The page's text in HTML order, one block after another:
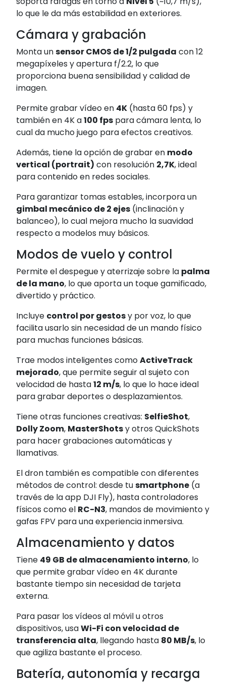
lo que le da más estabilidad en exteriores.
Cámara y grabación
Monta unsensor CMOS de 1/2 pulgada con 12
megapíxeles y apertura f/2.2, lo que
proporciona buena sensibilidad y calidad de
imagen.
Permite grabar vídeo en 4K (hasta 60 fps) y
también en 4K a100 fps para cámara lenta, lo
cual da mucho juego para efectos creativos.
Además, tiene la opción de grabar en modo
vertical (portrait) con resolución 2,7K, ideal
para contenido en redes sociales.
Para garantizar tomas estables, incorpora un
gimbal mecánico de 2 ejes (inclinación y
balanceo), lo cual mejora mucho la suavidad
respecto a modelos muy básicos.
Modos de vuelo y control
Permite el despegue y aterrizaje sobre la palma
de la mano, lo que aporta un toque gamificado,
divertido y práctico.
Incluye control por gestosy por voz, lo que
facilita usarlo sin necesidad de un mando físico
para muchas funciones básicas.
Trae modos inteligentes comoActiveTrack
mejorado, que permite seguir al sujeto con
velocidad de hasta12 m/s, lo que lo hace ideal
para grabar deportes o desplazamientos.
Tiene otras funciones creativas: SelfieShot,
Dolly Zoom, MasterShotsy otros QuickShots
para hacer grabaciones automáticas y
llamativas.
El dron también es compatible con diferentes
métodos de control: desde tusmartphone (a
través de la app DJI Fly), hasta controladores
físicos como el RC-N3, mandos de movimiento y
gafas FPV para una experiencia inmersiva.
Almacenamiento y datos
Tiene 49 GB de almacenamiento interno, lo
que permite grabar vídeo en 4K durante
bastante tiempo sin necesidad de tarjeta
externa.
Para pasar los vídeos al móvil u otros
dispositivos, usaWi-Fi con velocidad de
transferencia alta, llegando hasta 80 MB/s, lo
que agiliza bastante el proceso.
Batería, autonomía y recarga